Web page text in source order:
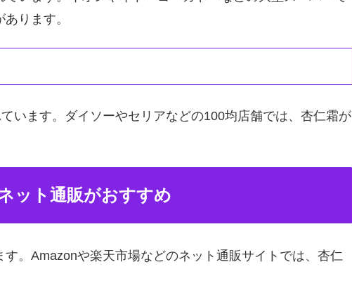
ります。
います。ダイソーやセリアなどの100均店舗では、杏仁霜が
ット通販がおすすめ
。Amazonや楽天市場などのネット通販サイトでは、杏仁